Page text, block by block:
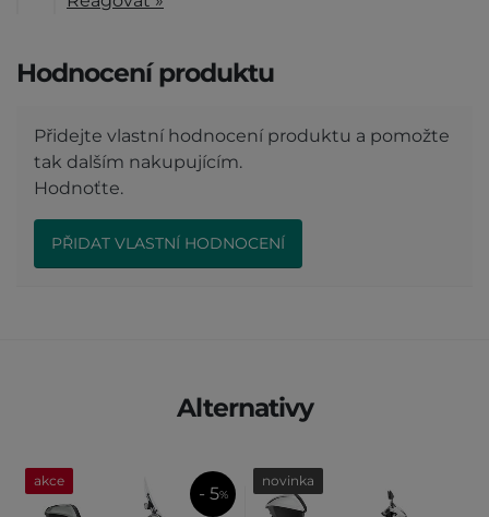
Hodnocení produktu
Přidejte vlastní hodnocení produktu a pomožte
tak dalším nakupujícím.
Hodnoťte.
PŘIDAT VLASTNÍ HODNOCENÍ
Alternativy
akce
- 5%
novinka